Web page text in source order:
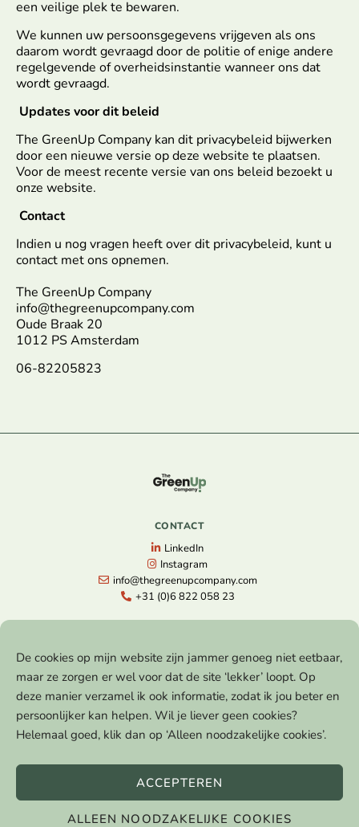
De cookies op mijn website zijn jammer genoeg niet eetbaar,
maar ze zorgen er wel voor dat de site ‘lekker’ loopt. Op
deze manier verzamel ik ook informatie, zodat ik jou beter en
persoonlijker kan helpen. Wil je liever geen cookies?
Helemaal goed, klik dan op ‘Alleen noodzakelijke cookies’.
ACCEPTEREN
ALLEEN NOODZAKELIJKE COOKIES
een veilige plek te bewaren.
We kunnen uw persoonsgegevens vrijgeven als ons
daarom wordt gevraagd door de politie of enige andere
regelgevende of overheidsinstantie wanneer ons dat
wordt gevraagd.
Updates voor dit beleid
The GreenUp Company kan dit privacybeleid bijwerken
door een nieuwe versie op deze website te plaatsen.
Voor de meest recente versie van ons beleid bezoekt u
onze website.
Contact
Indien u nog vragen heeft over dit privacybeleid, kunt u
contact met ons opnemen.
The GreenUp Company
info@thegreenupcompany.com
Oude Braak 20
1012 PS Amsterdam
06-82205823
CONTACT
LinkedIn
Instagram
info@thegreenupcompany.com
+31 (0)6 822 058 23
Gratis Strategiesessie
The Next Level
Lezingen
Cases
Blog
Contact
© 2021 – 2026 The GreenUp Company | KVK 78338506 | Privacyverklaring